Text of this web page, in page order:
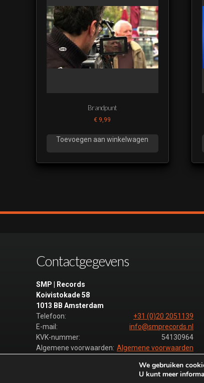
Brandpunt
€ 9,99
Toevoegen aan winkelwagen
Contactgegevens
SMP | Records
Koivistokade 58
1013 BB Amsterdam
Telefoon:
+31 (0)20 2051139
E-mail:
info@smprecords.nl
KVK-nummer:
54130964
Algemene voorwaarden: Algemene voorwaarden
We gebruiken
U kunt meer